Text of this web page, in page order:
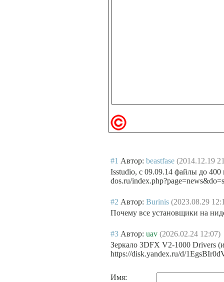
#1 Автор: beastfase (2014.12.19
Isstudio, с 09.09.14 файлы до 400
dos.ru/
#2 Автор: Burinis (2023.08.29
Почему все установщики на
#3 Автор: uav (2026.02.24 12:07)
Зеркало 3DFX V2-1000 Drivers
https://disk.yandex.ru/d/
Имя: